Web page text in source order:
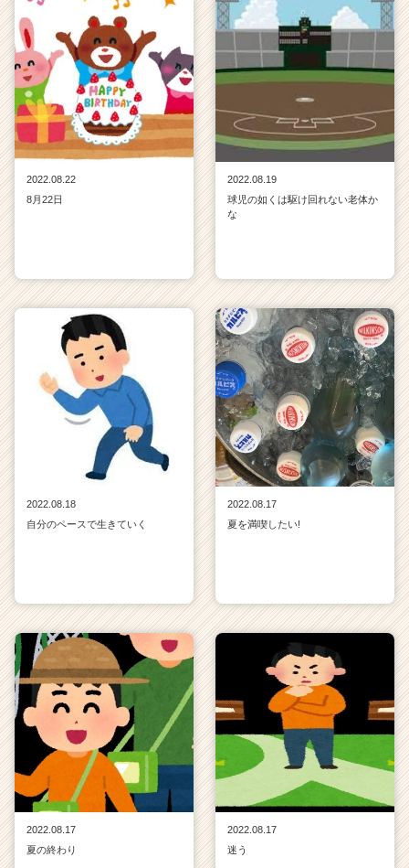
2022.08.22
8月22日
2022.08.19
球児の如くは駆け回れない老体か
な
2022.08.18
自分のペースで生きていく
2022.08.17
夏を満喫したい!
2022.08.17
夏の終わり
2022.08.17
迷う